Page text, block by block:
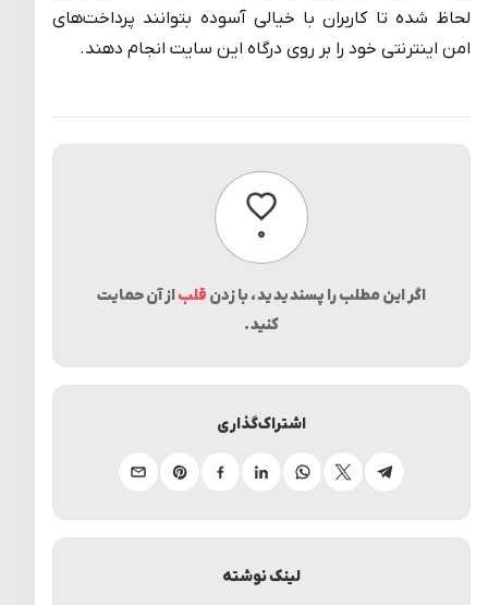
لحاظ شده تا کاربران با خیالی آسوده بتوانند پرداخت‌های
امن اینترنتی خود را بر روی درگاه این سایت انجام دهند.
۰پسندیدن
اگر این مطلب را پسندیدید، با زدن قلباز آن حمایت
کنید.
لینک نوشته
اشتراک‌گذاری
تلگرام ایکسواتساپلینکدینفیسبوکپینترستایمیل